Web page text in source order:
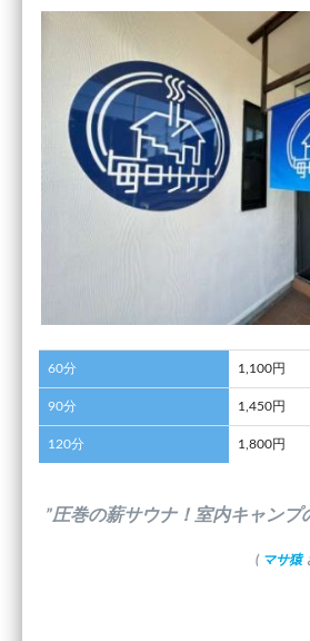
60分 1,100円
90分 1,450円
120分 1,800円
”圧巻の薪サウナ！室内キャンプ
( マサ猿